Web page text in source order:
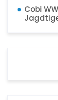
Cobi